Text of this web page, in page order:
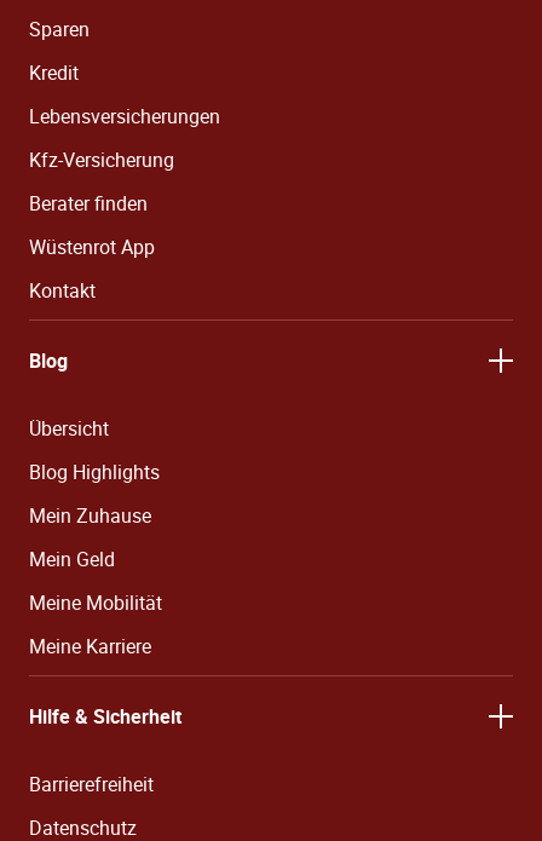
Sparen
Kredit
Lebensversicherungen
Kfz-Versicherung
Berater finden
Wüstenrot App
Kontakt
Blog
Übersicht
Blog Highlights
Mein Zuhause
Mein Geld
Meine Mobilität
Meine Karriere
Hilfe & Sicherheit
Barrierefreiheit
Datenschutz